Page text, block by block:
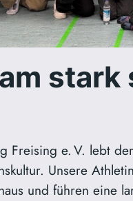
stark
Freising e. V. lebt
Unsere
und führen eine